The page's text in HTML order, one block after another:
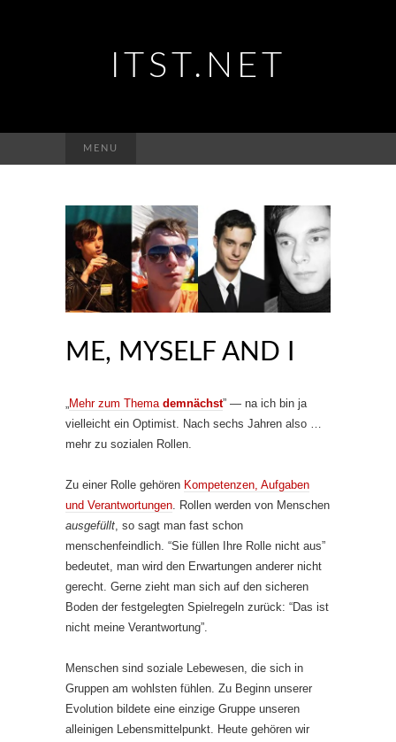
ITST.NET
MENU
nach:
ME, MYSELF AND I
Mehr zum Thema demnächst” — na ich bin ja
vielleicht ein Optimist. Nach sechs Jahren also …
mehr zu sozialen Rollen.
Zu einer Rolle gehören Kompetenzen, Aufgaben
und Verantwortungen . Rollen werden von Menschen
ausgefüllt , so sagt man fast schon
menschenfeindlich. “Sie füllen Ihre Rolle nicht aus”
bedeutet, man wird den Erwartungen anderer nicht
gerecht. Gerne zieht man sich auf den sicheren
Boden der festgelegten Spielregeln zurück: “Das ist
nicht meine Verantwortung”.
Menschen sind soziale Lebewesen, die sich in
Gruppen am wohlsten fühlen. Zu Beginn unserer
Evolution bildete eine einzige Gruppe unseren
alleinigen Lebensmittelpunkt. Heute gehören wir